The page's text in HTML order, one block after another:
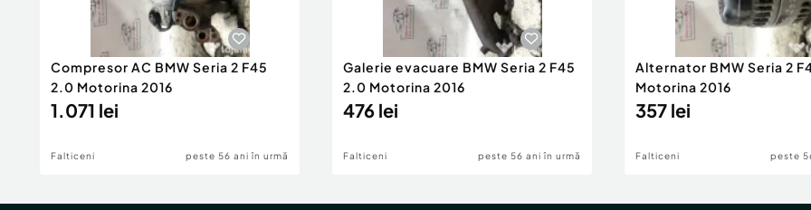
Compresor AC BMW Seria 2 F45
2.0 Motorina 2016
1.071 lei
Falticeni peste 56 ani în urmă
Galerie evacuare BMW Seria 2 F45
2.0 Motorina 2016
476 lei
Falticeni peste 56 ani în urmă
Alternator BMW Seria 2
Motorina 2016
357 lei
Falticeni peste